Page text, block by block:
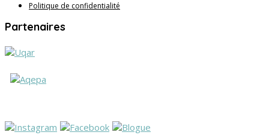
Politique de confidentialité
Partenaires